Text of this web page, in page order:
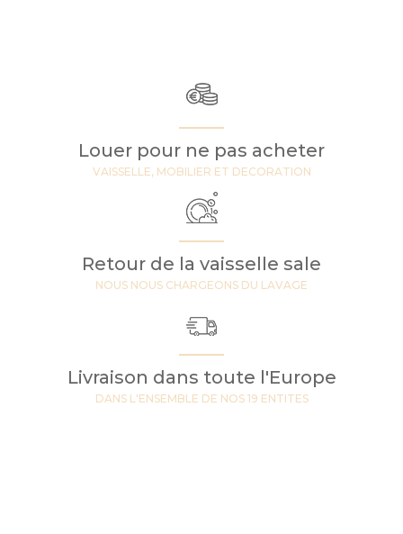
Louer pour ne pas acheter
VAISSELLE, MOBILIER ET DECORATION
Retour de la vaisselle sale
NOUS NOUS CHARGEONS DU LAVAGE
Livraison dans toute l'Europe
DANS L'ENSEMBLE DE NOS 19 ENTITES